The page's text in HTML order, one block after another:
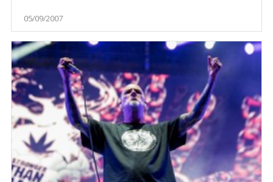
05/09/2007